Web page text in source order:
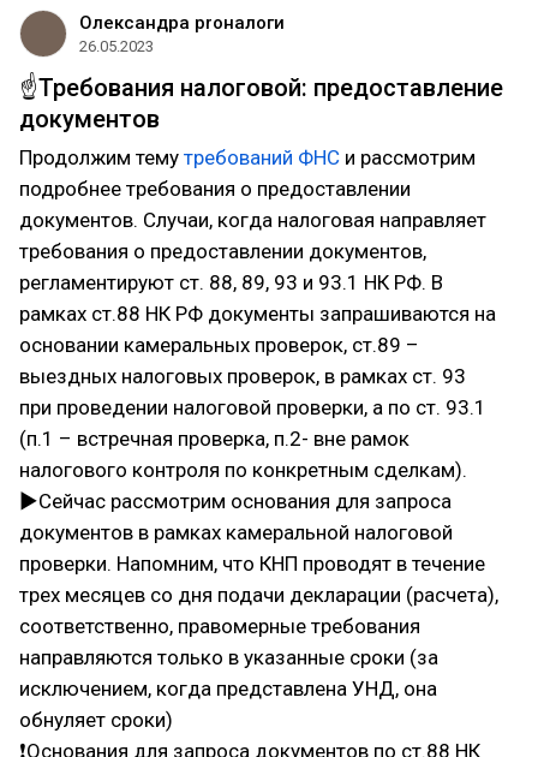
Олександра proналоги
26.05.2023
☝️Требования налоговой: предоставление
документов
Продолжим тему требований ФНС и рассмотрим
подробнее требования о предоставлении
документов. Случаи, когда налоговая направляет
требования о предоставлении документов,
регламентируют ст. 88, 89, 93 и 93.1 НК РФ. В
рамках ст.88 НК РФ документы запрашиваются на
основании камеральных проверок, ст.89 –
выездных налоговых проверок, в рамках ст. 93
при проведении налоговой проверки, а по ст. 93.1
(п.1 – встречная проверка, п.2- вне рамок
налогового контроля по конкретным сделкам).
▶Сейчас рассмотрим основания для запроса
документов в рамках камеральной налоговой
проверки. Напомним, что КНП проводят в течение
трех месяцев со дня подачи декларации (расчета),
соответственно, правомерные требования
направляются только в указанные сроки (за
исключением, когда представлена УНД, она
обнуляет сроки)
❗Основания для запроса документов по ст.88 НК